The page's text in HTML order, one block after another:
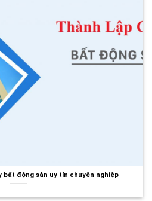
bất động sản uy tín chuyên nghiệp